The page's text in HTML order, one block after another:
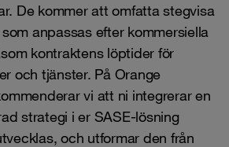
De kommer att omfatta stegvisa
anpassas efter kommersiella
kontraktens löptider för
och tjänster. På Orange
vi att ni integrerar en
strategi i er SASE-lösning
och utformar den från